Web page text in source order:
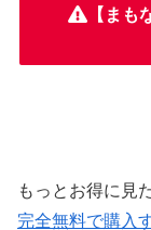
【まも
もっとお得に見
完全無料で購入